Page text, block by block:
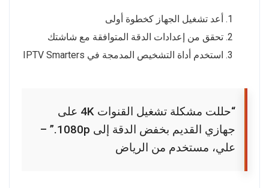
أعد تشغيل الجهاز كخطوة أولى
تحقق من إعدادات الدقة المتوافقة مع شاشتك
استخدم أداة التشخيص المدمجة في IPTV Smarters
“حللت مشكلة تشغيل القنوات 4K على
جهازي القديم بخفض الدقة إلى 1080p.” –
علي، مستخدم من الرياض